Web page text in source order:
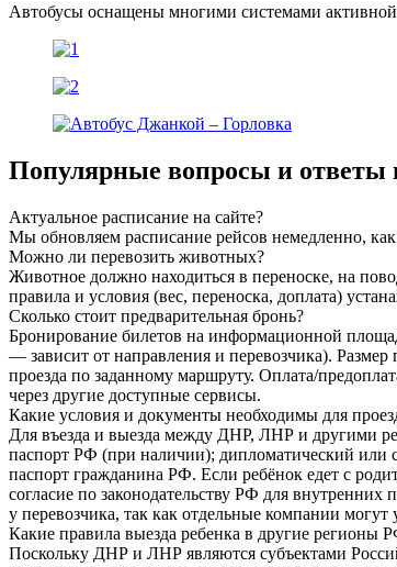
Автобусы оснащены многими системами
Популярные вопросы и ответы
Актуальное расписание на сайте?
Мы обновляем расписание рейсов немедленно,
Можно ли перевозить животных?
Животное должно находиться в переноске, на
правила и условия (вес, переноска, доплата)
Сколько стоит предварительная бронь?
Бронирование билетов на информационной
— зависит от направления и перевозчика).
проезда по заданному маршруту. Оплата/
через другие доступные сервисы.
Какие условия и документы необходимы для
Для въезда и выезда между ДНР, ЛНР и другими
паспорт РФ (при наличии); дипломатический или
паспорт гражданина РФ. Если ребёнок едет с
согласие по законодательству РФ для внутренних
у перевозчика, так как отдельные компании
Какие правила выезда ребенка в другие регионы
Поскольку ДНР и ЛНР являются субъектами